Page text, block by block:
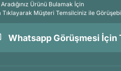
Ürünü Bulamak İçin
Tıklayarak Müşteri Temsilciniz ile
Whatsapp Görüşmesi İçin